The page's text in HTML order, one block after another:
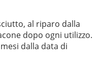
al riparo dalla
dopo ogni utilizzo.
dalla data di